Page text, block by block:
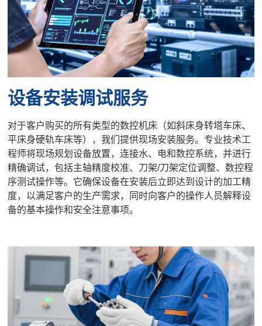
设备安装调试服务
对于客户购买的所有类型的数控机床（如斜床身转塔车床、
平床身硬轨车床等），我们提供现场安装服务。专业技术工
程师将现场规划设备放置，连接水、电和数控系统，并进行
精确调试，包括主轴精度校准、刀架/刀架定位调整、数控程
序测试操作等。它确保设备在安装后立即达到设计的加工精
度，以满足客户的生产需求，同时向客户的操作人员解释设
备的基本操作和安全注意事项。